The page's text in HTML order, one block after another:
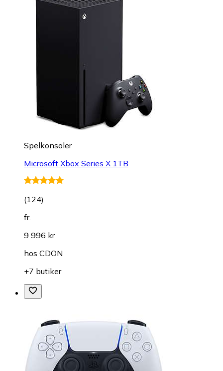
Spelkonsoler
Microsoft Xbox Series X 1TB
(124)
fr.
9 996 kr
hos CDON
+7 butiker